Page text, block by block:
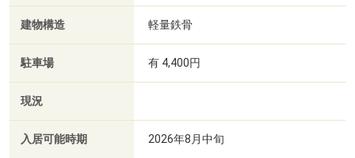
建物構造 軽量鉄骨
駐車場 有 4,400円
現況
入居可能時期 2026年8月中旬